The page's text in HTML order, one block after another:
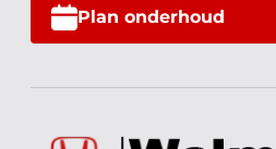
Plan onderhoud